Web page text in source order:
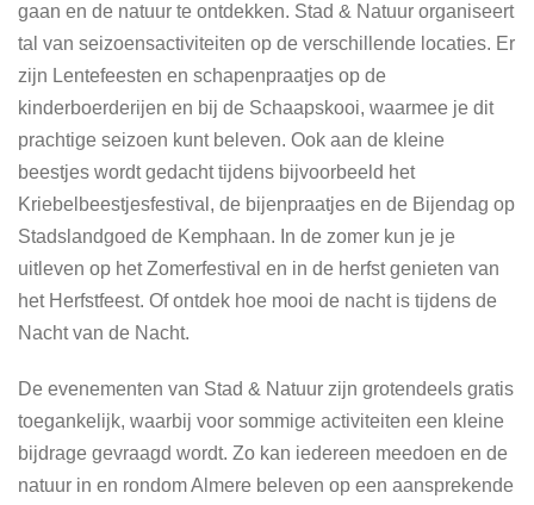
gaan en de natuur te ontdekken. Stad & Natuur organiseert
tal van seizoensactiviteiten op de verschillende locaties. Er
zijn Lentefeesten en schapenpraatjes op de
kinderboerderijen en bij de Schaapskooi, waarmee je dit
prachtige seizoen kunt beleven. Ook aan de kleine
beestjes wordt gedacht tijdens bijvoorbeeld het
Kriebelbeestjesfestival, de bijenpraatjes en de Bijendag op
Stadslandgoed de Kemphaan. In de zomer kun je je
uitleven op het Zomerfestival en in de herfst genieten van
het Herfstfeest. Of ontdek hoe mooi de nacht is tijdens de
Nacht van de Nacht.
De evenementen van Stad & Natuur zijn grotendeels gratis
toegankelijk, waarbij voor sommige activiteiten een kleine
bijdrage gevraagd wordt. Zo kan iedereen meedoen en de
natuur in en rondom Almere beleven op een aansprekende